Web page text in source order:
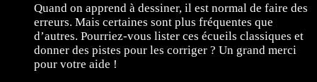
Quand on apprend à dessiner, il est normal de faire des
erreurs. Mais certaines sont plus fréquentes que
d’autres. Pourriez-vous lister ces écueils classiques et
donner des pistes pour les corriger ? Un grand merci
pour votre aide !